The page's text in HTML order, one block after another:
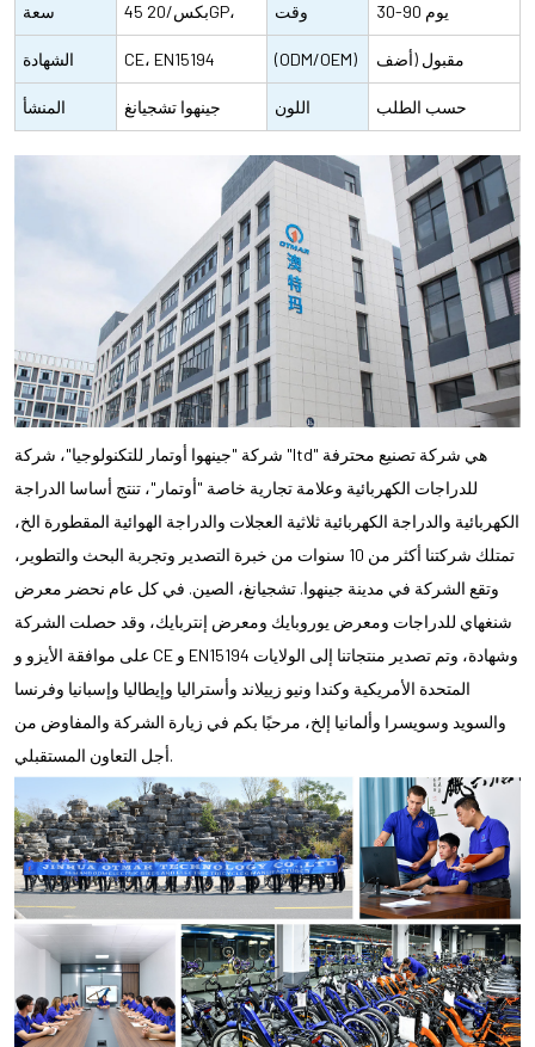
للحمولة الصحي سعة
الحاويات
45 بكس/20GP، وقت
التسليم
30-90 يوم
الشهادة CE، EN15194 (ODM/OEM) مقبول (أضف
شعارك على
الدراجة والعلبة
الكرتونية)
المنشأ جينهوا تشجيانغ اللون حسب الطلب
شركة "جينهوا أوتمار للتكنولوجيا"، شركة "ltd" هي شركة تصنيع محترفة
للدراجات الكهربائية وعلامة تجارية خاصة "أوتمار"، تنتج أساسا الدراجة
الكهربائية والدراجة الكهربائية ثلاثية العجلات والدراجة الهوائية المقطورة الخ،
تمتلك شركتنا أكثر من 10 سنوات من خبرة التصدير وتجربة البحث والتطوير،
وتقع الشركة في مدينة جينهوا. تشجيانغ، الصين. في كل عام نحضر معرض
شنغهاي للدراجات ومعرض يوروبايك ومعرض إنتربايك، وقد حصلت الشركة
على موافقة الأيزو و CE و EN15194 وشهادة، وتم تصدير منتجاتنا إلى الولايات
المتحدة الأمريكية وكندا ونيو زييلاند وأستراليا وإيطاليا وإسبانيا وفرنسا
والسويد وسويسرا وألمانيا إلخ، مرحبًا بكم في زيارة الشركة والمفاوض من
أجل التعاون المستقبلي.